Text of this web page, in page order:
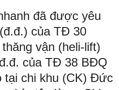
đã được yêu
của TĐ 30
vận (heli-lift)
của TĐ 38 BĐQ
tại chi khu (CK) Đức